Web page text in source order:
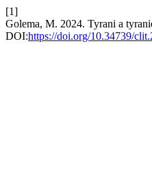
[1]
Golema, M. 2024. Tyrani a
DOI:https://doi.org/10.34739/